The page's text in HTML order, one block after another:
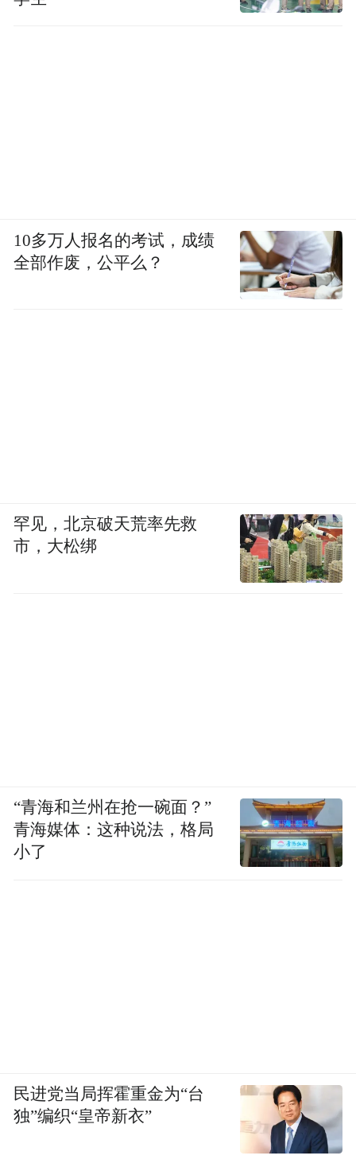
10多万人报名的考试，成绩
全部作废，公平么？
罕见，北京破天荒率先救
市，大松绑
“青海和兰州在抢一碗面？”
青海媒体：这种说法，格局
小了
民进党当局挥霍重金为“台
独”编织“皇帝新衣”